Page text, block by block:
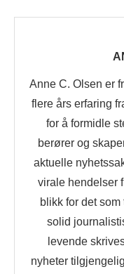
Anne C. Olsen er
flere års erfaring
for å formidle
berører og
aktuelle
virale hendelser
blikk for det
solid
levende
nyheter